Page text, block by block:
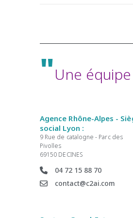
"Une
Agence Rhône-Alpes -
social Lyon :
9 Rue de catalogne - Parc des
Pivolles
69150 DECINES
04 72 15 88 70
contact@c2ai.com